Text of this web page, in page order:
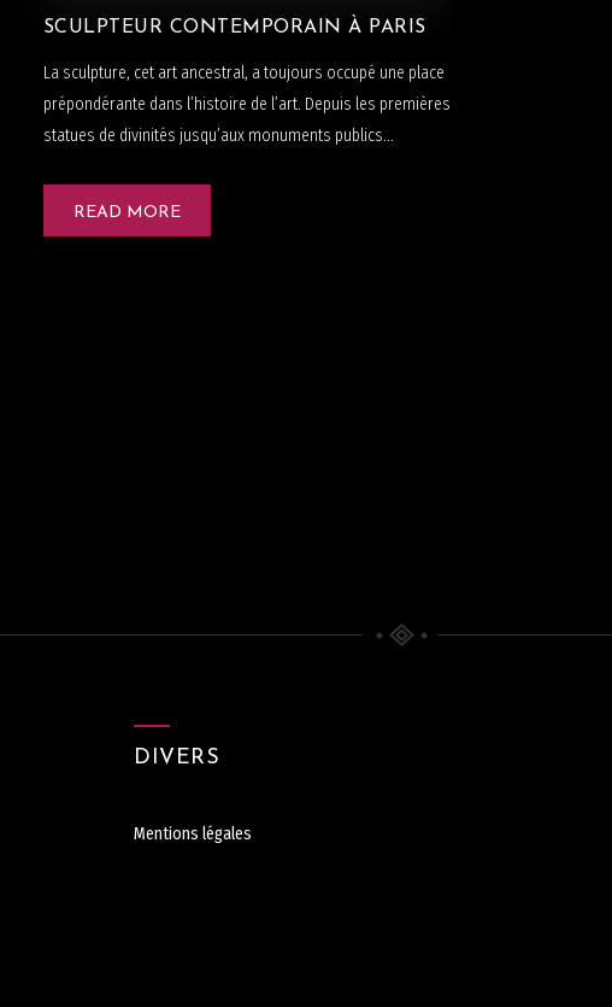
SCULPTEUR CONTEMPORAIN À PARIS
La sculpture, cet art ancestral, a toujours occupé une place
prépondérante dans l’histoire de l’art. Depuis les premières
statues de divinités jusqu’aux monuments publics...
READ MORE
DIVERS
Mentions légales